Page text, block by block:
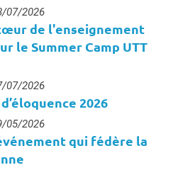
07/2026
de l'enseignement
le Summer Camp UTT
07/2026
2026
05/2026
qui fédère la